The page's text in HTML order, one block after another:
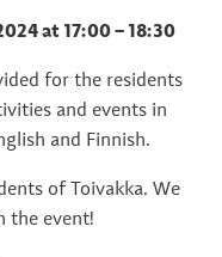
at 17:00 – 18:30
for the residents
and events in
and Finnish.
of Toivakka. We
the event!